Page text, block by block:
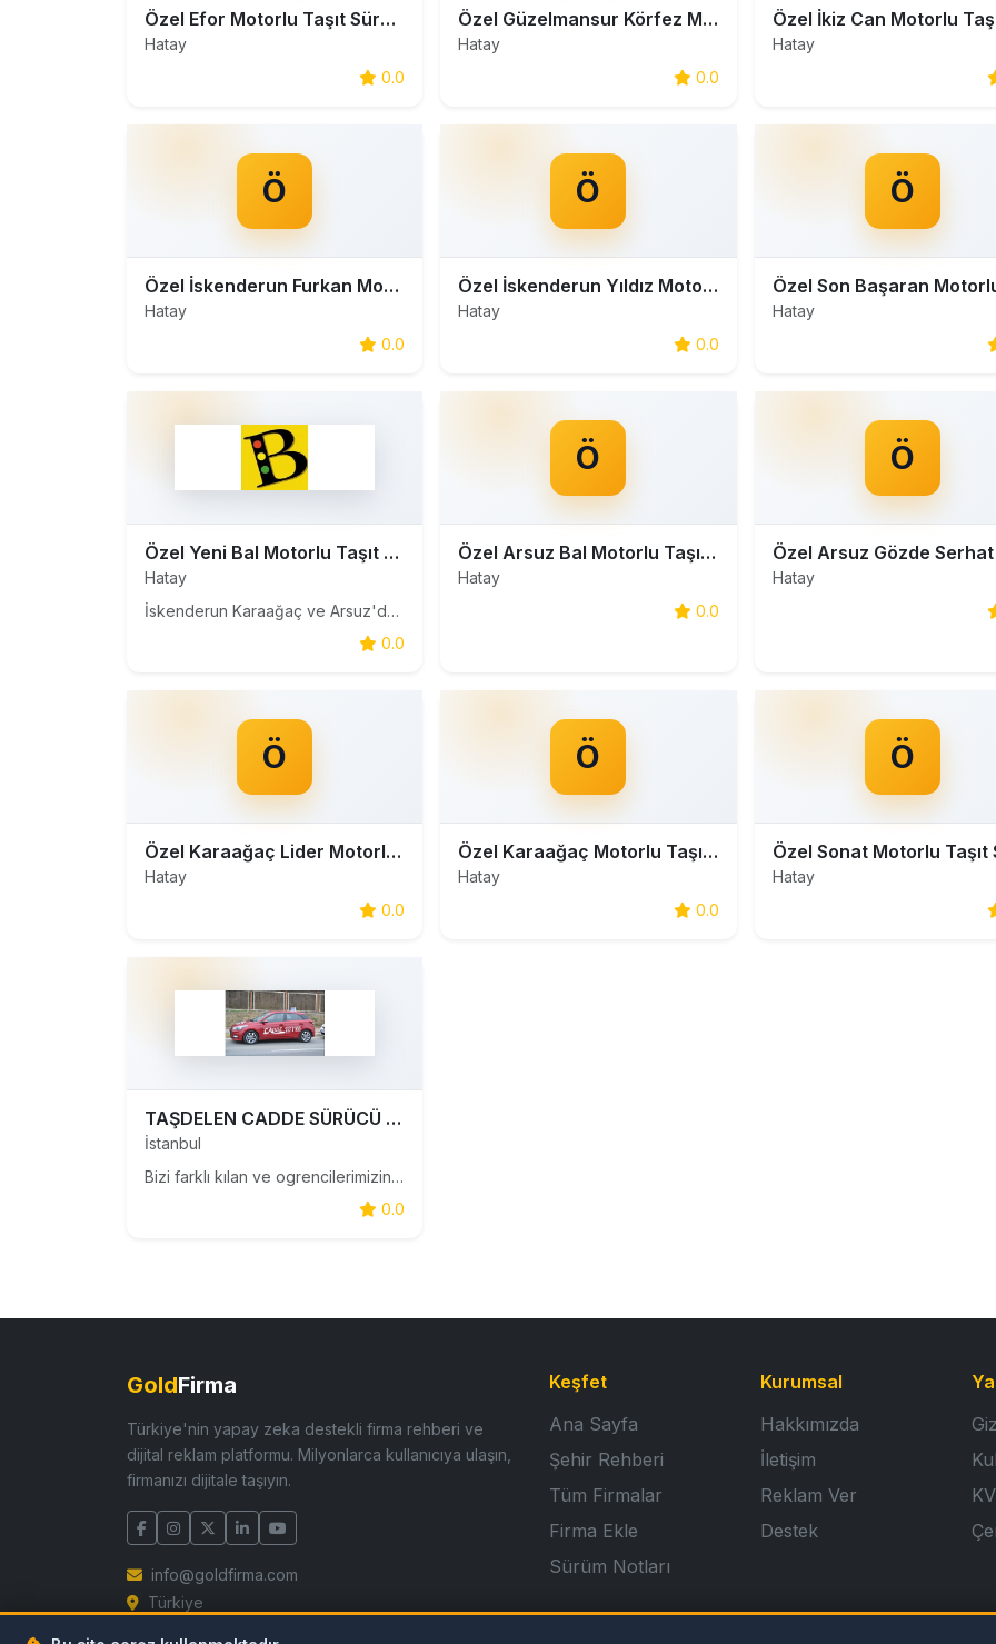
Özel Efor Motorlu Taşıt Sürücüleri Kursu
Hatay
0.0
Özel Güzelmansur Körfez Motorlu Taşıt Sürücüleri Kursu
Hatay
0.0
Hatay
Ö
Özel İskenderun Furkan Motorlu Taşıt Sürücüleri Kursu
Hatay
0.0
Ö
Özel İskenderun Yıldız Motorlu Taşıt Sürücüleri Kursu
Hatay
0.0
Ö
Hatay
Özel Yeni Bal Motorlu Taşıt Sürücüleri Kursu
Hatay
İskenderun Karaağaç ve Arsuz'da ehliyet almak isteyenlere Bal farkıyla hizmet vermekteyiz.
0.0
Ö
Özel Arsuz Bal Motorlu Taşıt Sürücüleri Kursu
Hatay
0.0
Ö
Hatay
Ö
Özel Karaağaç Lider Motorlu Taşıt Sürücü Kursu
Hatay
0.0
Ö
Özel Karaağaç Motorlu Taşıt Sürücüleri Kursu
Hatay
0.0
Ö
Hatay
TAŞDELEN CADDE SÜRÜCÜ KURSU
İstanbul
Bizi farklı kılan ve ogrencilerimizin güvenlerinin devamını sağlayan bu eğitim anlayışımız olmuştur
0.0
GoldFirma
Türkiye'nin yapay zeka destekli firma rehberi ve
dijital reklam platformu. Milyonlarca kullanıcıya ulaşın,
firmanızı dijitale taşıyın.
info@goldfirma.com
Türkiye
Keşfet
Ana Sayfa
Şehir Rehberi
Tüm Firmalar
Firma Ekle
Sürüm Notları
Kurumsal
Hakkımızda
İletişim
Reklam Ver
Destek